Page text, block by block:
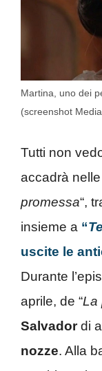
Martina, uno dei
(screenshot
Tutti non
accadrà
promessa“,
insieme a “
uscite le
Durante
aprile, de “La
Salvadordi
nozze. Alla